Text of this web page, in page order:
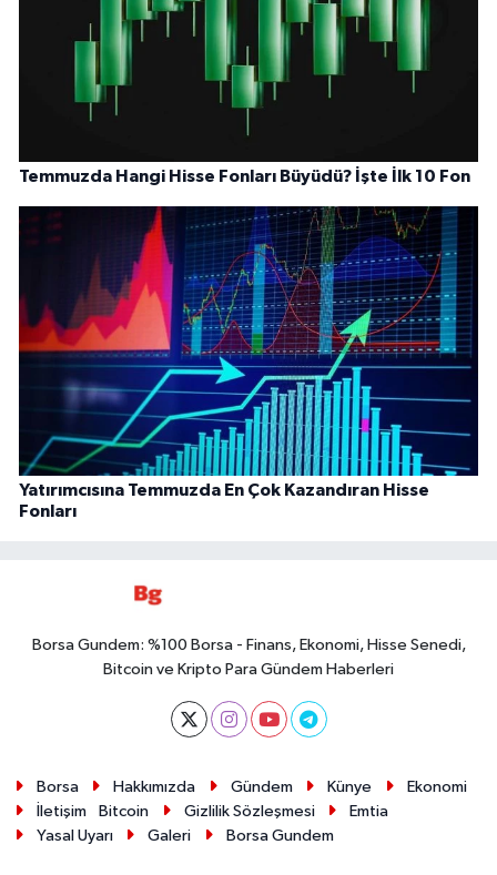
Temmuzda Hangi Hisse Fonları Büyüdü? İşte İlk 10 Fon
Yatırımcısına Temmuzda En Çok Kazandıran Hisse
Fonları
Borsa Gundem: %100 Borsa - Finans, Ekonomi, Hisse Senedi,
Bitcoin ve Kripto Para Gündem Haberleri
Borsa Hakkımızda Gündem Künye
Ekonomi
İletişim
Bitcoin Gizlilik Sözleşmesi
Emtia
Yasal Uyarı
Galeri Borsa Gundem